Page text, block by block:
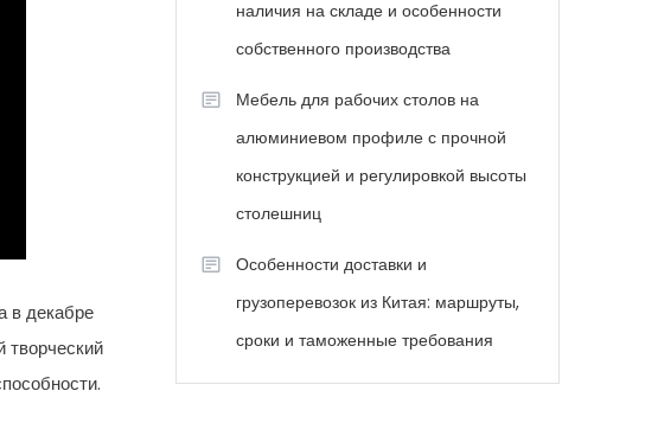
в декабре
творческий
наличия на складе и особенности
собственного производства
Мебель для рабочих столов на
алюминиевом профиле с прочной
конструкцией и регулировкой высоты
столешниц
Особенности доставки и
грузоперевозок из Китая: маршруты,
сроки и таможенные требования